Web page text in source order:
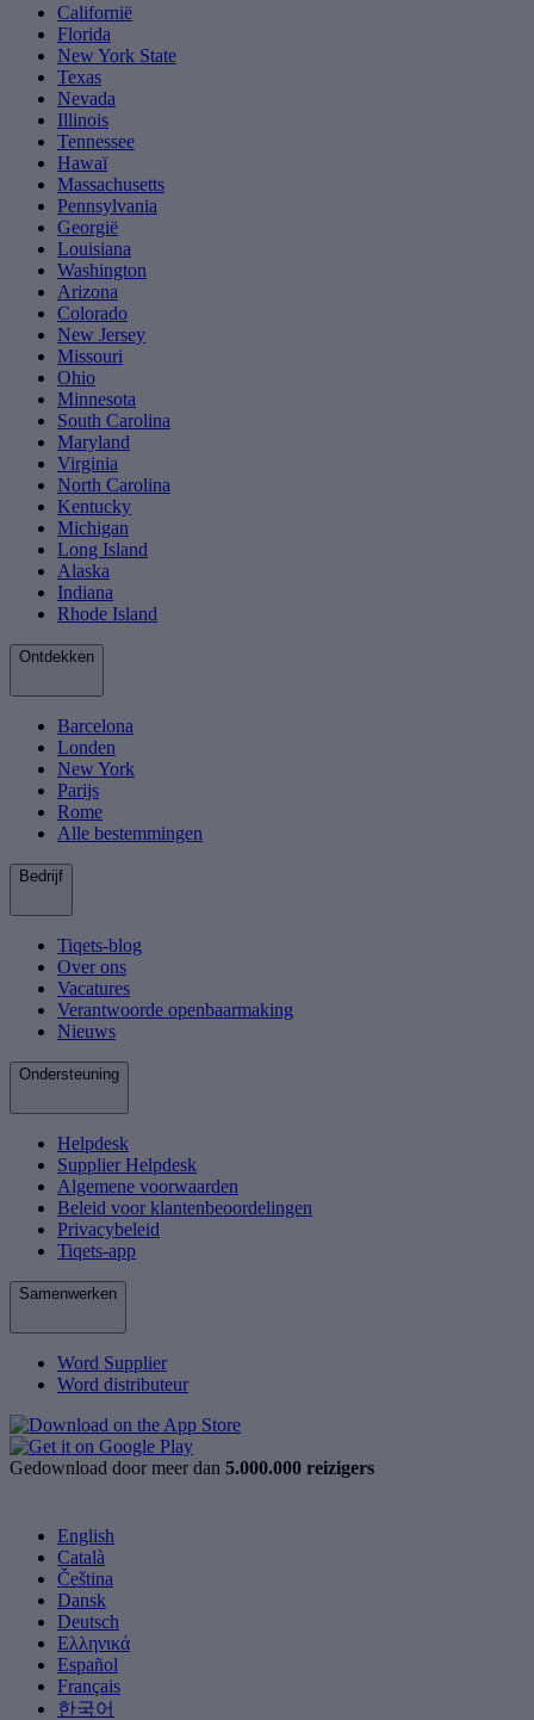
Californië
Florida
New York State
Texas
Nevada
Illinois
Tennessee
Hawaï
Massachusetts
Pennsylvania
Georgië
Louisiana
Washington
Arizona
Colorado
New Jersey
Missouri
Ohio
Minnesota
South Carolina
Maryland
Virginia
North Carolina
Kentucky
Michigan
Long Island
Alaska
Indiana
Rhode Island
Ontdekken
Barcelona
Londen
New York
Parijs
Rome
Alle bestemmingen
Bedrijf
Tiqets-blog
Over ons
Vacatures
Verantwoorde openbaarmaking
Nieuws
Ondersteuning
Helpdesk
Supplier Helpdesk
Algemene voorwaarden
Beleid voor klantenbeoordelingen
Privacybeleid
Tiqets-app
Samenwerken
Word Supplier
Word distributeur
Gedownload door meer dan 5.000.000 reizigers
English
Català
Čeština
Dansk
Deutsch
Ελληνικά
Español
Français
한국어